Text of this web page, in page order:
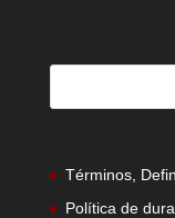
Términos,
Política de